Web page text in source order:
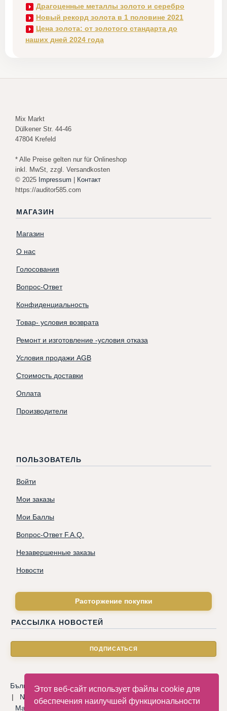
Этот веб-сайт использует файлы cookie для
обеспечения наилучшей функциональности
Драгоценные металлы золото и серебро
Новый рекорд золота в 1 половине 2021
Цена золота: от золотого стандарта до
наших дней 2024 года
Mix Markt
Dülkener Str. 44-46
47804 Krefeld
* Alle Preise gelten nur für Onlineshop
inkl. MwSt, zzgl. Versandkosten
© 2025 Impressum
Контакт
https://auditor585.com
МАГАЗИН
Магазин
О нас
Голосования
Вопрос-Ответ
Конфиденциальность
Товар- условия возврата
Ремонт и изготовление -условия отказа
Условия продажи AGB
Стоимость доставки
Оплата
Производители
ПОЛЬЗОВАТЕЛЬ
Войти
Мои заказы
Мои Баллы
Вопрос-Ответ F.A.Q.
Незавершенные заказы
Новости
Расторжение покупки
РАССЫЛКА НОВОСТЕЙ
Български|Català|Deutsche|Hrvatski|Čeština |Dansk
| Nederlandse Eesti keel
Magyar
Latviski Norsk| Polski